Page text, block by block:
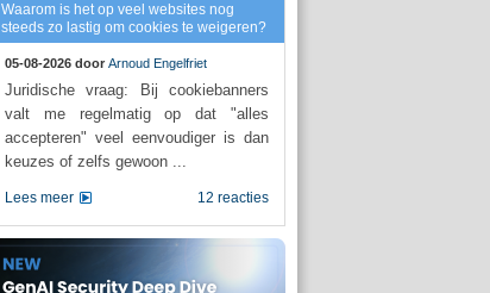
Waarom is het op veel websites nog
steeds zo lastig om cookies te weigeren?
05-08-2026 door Arnoud Engelfriet
Juridische vraag: Bij cookiebanners
valt me regelmatig op dat "alles
accepteren" veel eenvoudiger is dan
keuzes of zelfs gewoon ...
12 reacties
Lees meer